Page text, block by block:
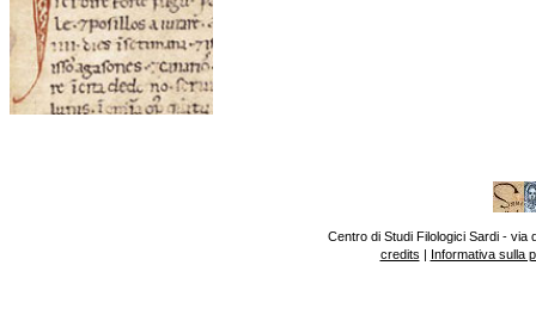
Centro di Studi Filologici Sardi - via
credits | Informativa sulla